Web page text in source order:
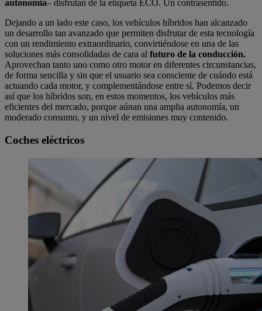
autonomía– disfrutan de la etiqueta ECO. Un contrasentido.
Dejando a un lado este caso, los vehículos híbridos han alcanzado
un desarrollo tan avanzado que permiten disfrutar de esta tecnología
con un rendimiento extraordinario, convirtiéndose en una de las
soluciones más consolidadas de cara al futuro de la conducción.
Aprovechan tanto uno como otro motor en diferentes circunstancias,
de forma sencilla y sin que el usuario sea consciente de cuándo está
actuando cada motor, y complementándose entre sí. Podemos decir
así que los híbridos son, en estos momentos, los vehículos más
eficientes del mercado, porque aúnan una amplia autonomía, un
moderado consumo, y un nivel de emisiones muy contenido.
Coches eléctricos